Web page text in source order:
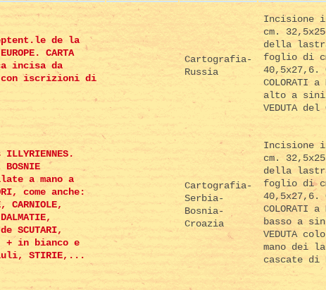
de la
CARTA
incisa da
con iscrizioni di
Cartografia-
Russia
Incisione
cm.
della
foglio di
40,5x27,6.
COLORATI a
alto a
VEDUTA del
a mano a
come anche:
CARNIOLE,
SCUTARI,
+ in bianco e
STIRIE,...
Cartografia-
Serbia-
Bosnia-
Croazia
Incisione
cm.
della
foglio di
40,5x27,6.
COLORATI a
basso a
VEDUTA
mano dei
cascate di